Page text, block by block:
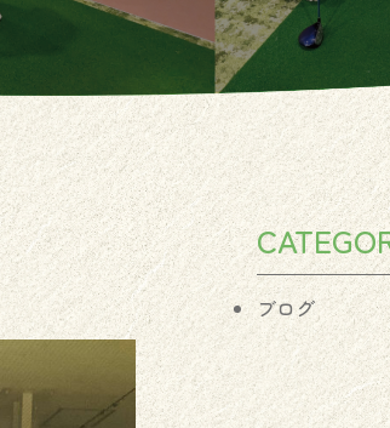
ブログ